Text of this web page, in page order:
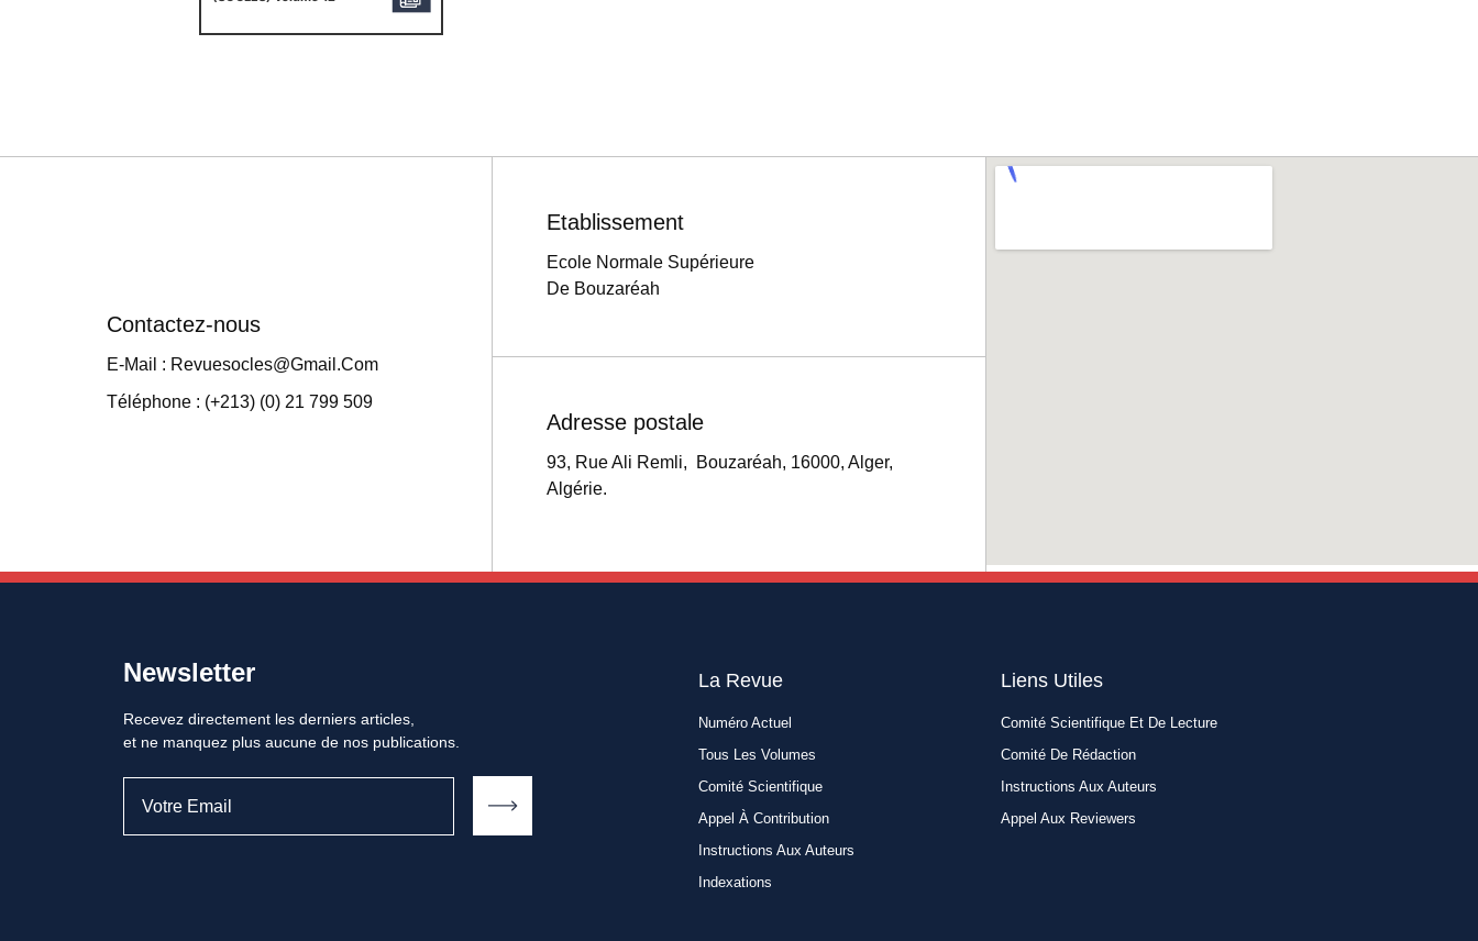
Contactez-nous
E-Mail : Revuesocles@gmail.com
Téléphone : (+213) (0) 21 799 509
Etablissement
Ecole Normale Supérieure
De Bouzaréah
Adresse postale
93, Rue Ali Remli, Bouzaréah, 16000, Alger,
Algérie.
Newsletter
Recevez directement les derniers articles,
et ne manquez plus aucune de nos publications.
La Revue
Numéro Actuel
Tous Les Volumes
Comité Scientifique
Appel À Contribution
Instructions Aux Auteurs
Indexations
Liens Utiles​
Comité Scientifique Et De Lecture
Comité De Rédaction
Instructions Aux Auteurs
Appel Aux Reviewers